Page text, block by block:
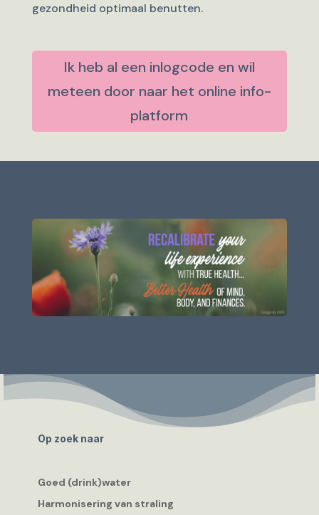
gezondheid optimaal benutten.
Ik heb al een inlogcode en wil
meteen door naar het online info-
platform
Op zoek naar
Goed (drink)water
Harmonisering van straling